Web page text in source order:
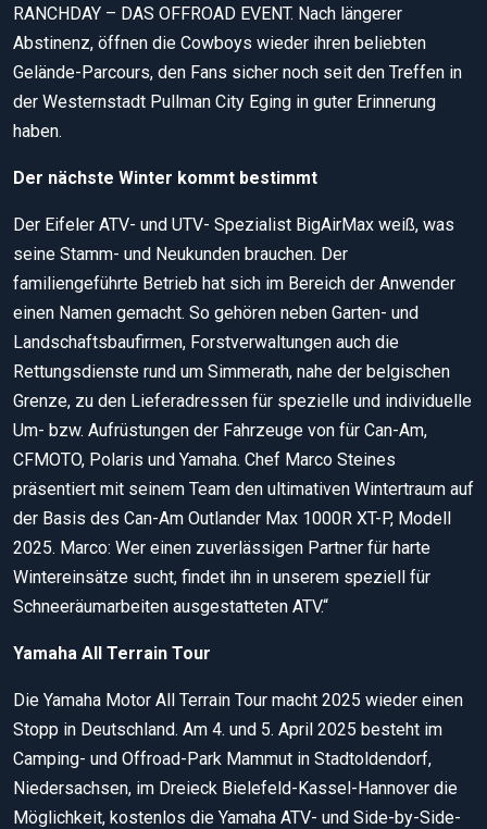
RANCHDAY – DAS OFFROAD EVENT. Nach längerer
Abstinenz, öffnen die Cowboys wieder ihren beliebten
Gelände-Parcours, den Fans sicher noch seit den Treffen in
der Westernstadt Pullman City Eging in guter Erinnerung
haben.
Der nächste Winter kommt bestimmt
Der Eifeler ATV- und UTV- Spezialist BigAirMax weiß, was
seine Stamm- und Neukunden brauchen. Der
familiengeführte Betrieb hat sich im Bereich der Anwender
einen Namen gemacht. So gehören neben Garten- und
Landschaftsbaufirmen, Forstverwaltungen auch die
Rettungsdienste rund um Simmerath, nahe der belgischen
Grenze, zu den Lieferadressen für spezielle und individuelle
Um- bzw. Aufrüstungen der Fahrzeuge von für Can-Am,
CFMOTO, Polaris und Yamaha. Chef Marco Steines
präsentiert mit seinem Team den ultimativen Wintertraum auf
der Basis des Can-Am Outlander Max 1000R XT-P, Modell
2025. Marco: Wer einen zuverlässigen Partner für harte
Wintereinsätze sucht, findet ihn in unserem speziell für
Schneeräumarbeiten ausgestatteten ATV.“
Yamaha All Terrain Tour
Die Yamaha Motor All Terrain Tour macht 2025 wieder einen
Stopp in Deutschland. Am 4. und 5. April 2025 besteht im
Camping- und Offroad-Park Mammut in Stadtoldendorf,
Niedersachsen, im Dreieck Bielefeld-Kassel-Hannover die
Möglichkeit, kostenlos die Yamaha ATV- und Side-by-Side-